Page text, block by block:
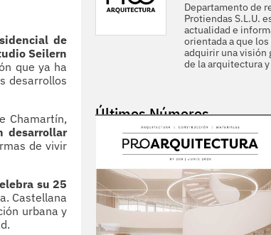
de
Seilern
que ya ha
desarrollos
Chamartín,
desarrollar
de vivir
su 25
Castellana
urbana y
Departamento de
Protiendas S.L.U.
actualidad e
orientada a que
adquirir una visión
de la arquitectura
Últimos Números